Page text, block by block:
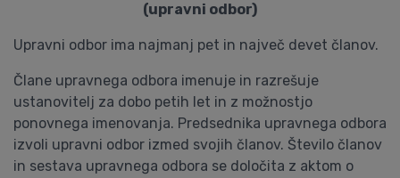
(upravni odbor)
Upravni odbor ima najmanj pet in največ devet članov.
Člane upravnega odbora imenuje in razrešuje
ustanovitelj za dobo petih let in z možnostjo
ponovnega imenovanja. Predsednika upravnega odbora
izvoli upravni odbor izmed svojih članov. Število članov
in sestava upravnega odbora se določita z aktom o